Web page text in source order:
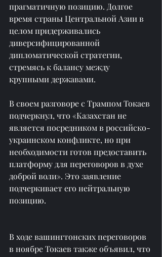
прагматичную позицию. Долгое
время страны Центральной Азии в
целом придерживались
диверсифицированной
дипломатической стратегии,
стремясь к балансу между
крупными державами.
В своем разговоре с Трампом Токаев
подчеркнул, что «Казахстан не
является посредником в российско-
украинском конфликте, но при
необходимости готов предоставить
платформу для переговоров в духе
доброй воли». Это заявление
подчеркивает его нейтральную
позицию.
В ходе вашингтонских переговоров
в ноябре Токаев также объявил, что